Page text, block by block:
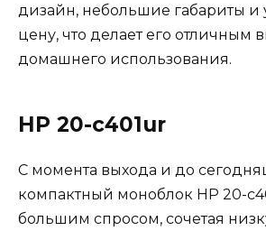
дизайн, небольшие габариты
цену, что делает его отличным
домашнего использования.
HP 20-c401ur
С момента выхода и до
компактный моноблок HP 20-
большим спросом, сочетая